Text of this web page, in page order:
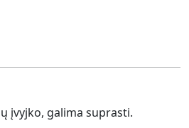
įvyjko, galima suprasti.